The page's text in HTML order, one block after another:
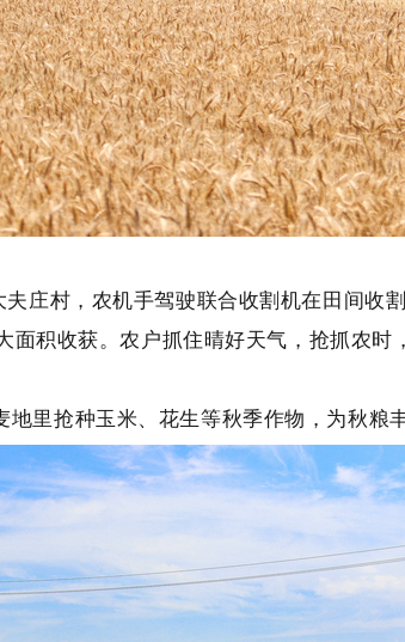
庄村，农机手驾驶联合收割机在田间收割
面积收获。农户抓住晴好天气，抢抓农
里抢种玉米、花生等秋季作物，为秋粮